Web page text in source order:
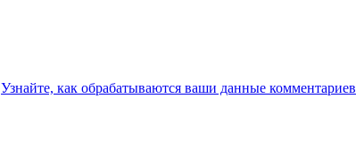
Узнайте, как обрабатываются ваши данные комментариев